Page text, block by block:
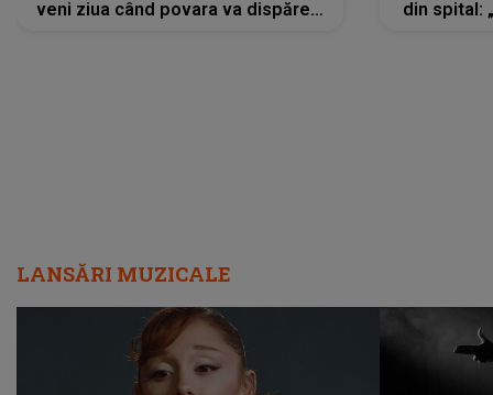
veni ziua când povara va dispărea,
din spital:
LANSĂRI MUZICALE